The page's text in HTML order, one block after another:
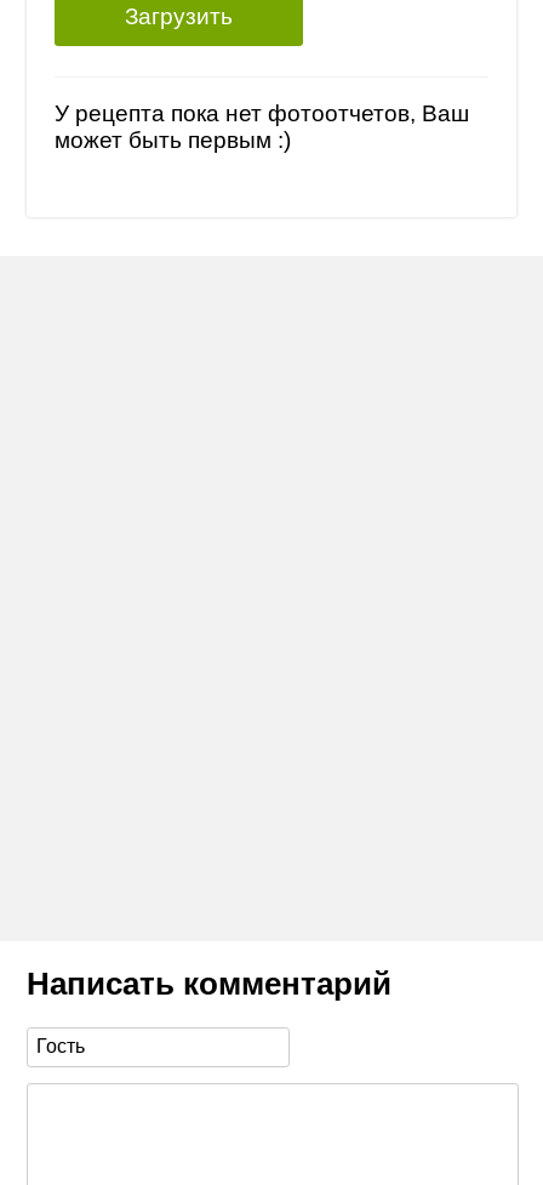
Загрузить
У рецепта пока нет фотоотчетов, Ваш
может быть первым :)
Написать комментарий